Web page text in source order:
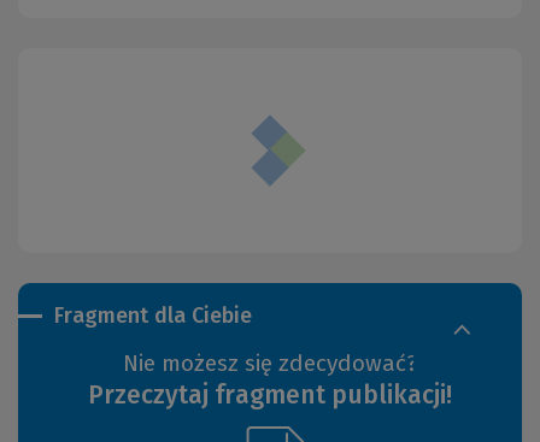
Fragment dla Ciebie
Nie możesz się zdecydować?
Przeczytaj fragment publikacji!